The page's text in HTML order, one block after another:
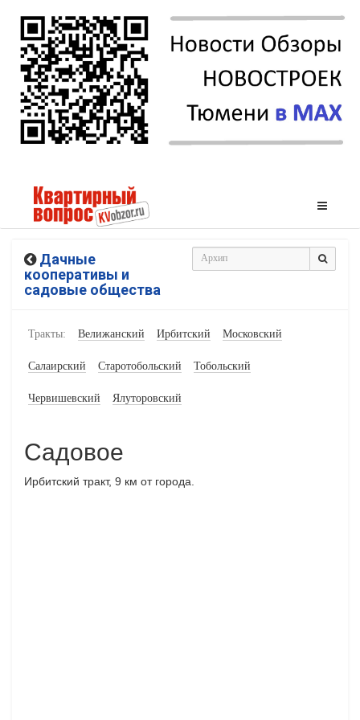
Дачные
кооперативы и
садовые общества
Тракты: Велижанский Ирбитский Московский
Салаирский Старотобольский Тобольский
Червишевский Ялуторовский
Садовое
Ирбитский тракт, 9 км от города.